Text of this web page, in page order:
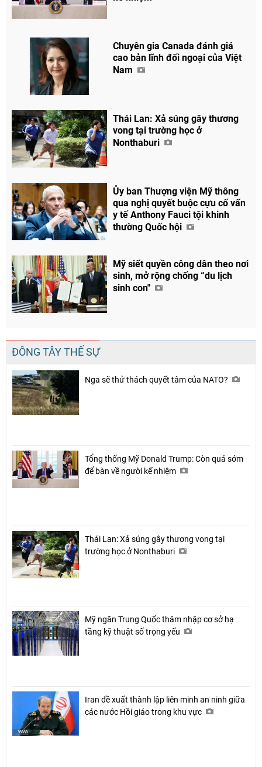
Facebook
Chuyên gia Canada đánh giá
cao bản lĩnh đối ngoại của Việt
Nam
Thái Lan: Xả súng gây thương
vong tại trường học ở
Nonthaburi
Ủy ban Thượng viện Mỹ thông
qua nghị quyết buộc cựu cố vấn
y tế Anthony Fauci tội khinh
thường Quốc hội
Mỹ siết quyền công dân theo nơi
sinh, mở rộng chống “du lịch
sinh con"
ĐÔNG TÂY THẾ SỰ
Nga sẽ thử thách quyết tâm của NATO?
Tổng thống Mỹ Donald Trump: Còn quá sớm
để bàn về người kế nhiệm
Thái Lan: Xả súng gây thương vong tại
trường học ở Nonthaburi
Mỹ ngăn Trung Quốc thâm nhập cơ sở hạ
tầng kỹ thuật số trọng yếu
Iran đề xuất thành lập liên minh an ninh giữa
các nước Hồi giáo trong khu vực